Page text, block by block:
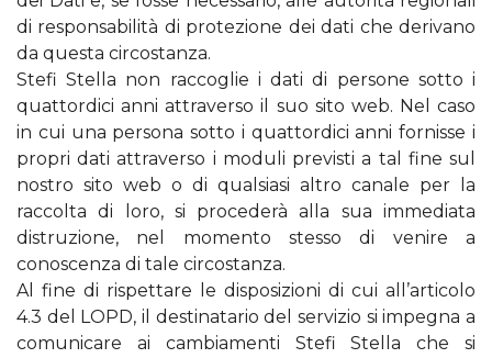
di responsabilità di protezione dei dati che derivano
da questa circostanza.
Stefi Stella non raccoglie i dati di persone sotto i
quattordici anni attraverso il suo sito web. Nel caso
in cui una persona sotto i quattordici anni fornisse i
propri dati attraverso i moduli previsti a tal fine sul
nostro sito web o di qualsiasi altro canale per la
raccolta di loro, si procederà alla sua immediata
distruzione, nel momento stesso di venire a
conoscenza di tale circostanza.
Al fine di rispettare le disposizioni di cui all’articolo
4.3 del LOPD, il destinatario del servizio si impegna a
comunicare ai cambiamenti Stefi Stella che si